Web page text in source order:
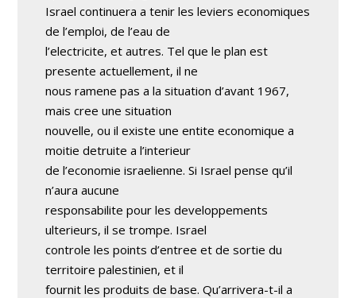
Israel continuera a tenir les leviers economiques
de l’emploi, de l’eau de
l’electricite, et autres. Tel que le plan est
presente actuellement, il ne
nous ramene pas a la situation d’avant 1967,
mais cree une situation
nouvelle, ou il existe une entite economique a
moitie detruite a l’interieur
de l’economie israelienne. Si Israel pense qu’il
n’aura aucune
responsabilite pour les developpements
ulterieurs, il se trompe. Israel
controle les points d’entree et de sortie du
territoire palestinien, et il
fournit les produits de base. Qu’arrivera-t-il a